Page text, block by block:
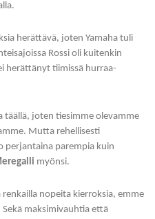
herättävä, joten Yamaha tuli
Rossi oli kuitenkin
herättänyt tiimissä hurraa-
täällä, joten tiesimme olevamme
Mutta rehellisesti
perjantaina parempia kuin
myönsi.
nopeita kierroksia, emme
maksimivauhtia että